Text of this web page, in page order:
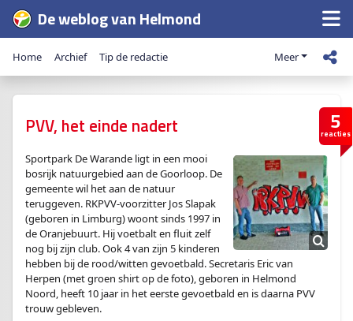
De weblog van Helmond
Home Archief Tip de redactie Meer
5
reacties
PVV, het einde nadert
Sportpark De Warande ligt in een mooi
bosrijk natuurgebied aan de Goorloop. De
gemeente wil het aan de natuur
teruggeven. RKPVV-voorzitter Jos Slapak
(geboren in Limburg) woont sinds 1997 in
de Oranjebuurt. Hij voetbalt en fluit zelf
nog bij zijn club. Ook 4 van zijn 5 kinderen
hebben bij de rood/witten gevoetbald. Secretaris Eric van
Herpen (met groen shirt op de foto), geboren in Helmond
Noord, heeft 10 jaar in het eerste gevoetbald en is daarna PVV
trouw gebleven.